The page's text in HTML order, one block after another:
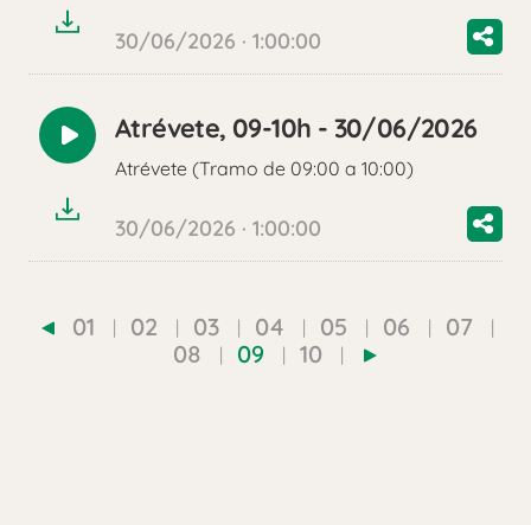
30/06/2026 · 1:00:00
Reproducir
audio
Atrévete, 09-10h - 30/06/2026
Atrévete (Tramo de 09:00 a 10:00)
30/06/2026 · 1:00:00
01 02 03 04 05 06
07
08
09 10